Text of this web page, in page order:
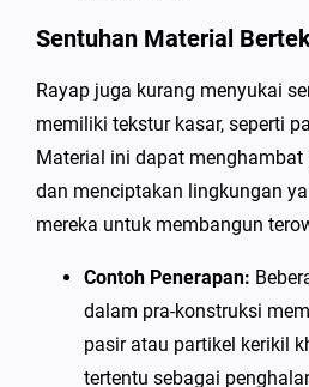
Sentuhan Material
Rayap juga kurang menyukai
memiliki tekstur kasar, seperti
Material ini dapat menghambat
dan menciptakan lingkungan
mereka untuk membangun
Contoh Penerapan:
dalam pra-konstruksi
pasir atau partikel kerikil
tertentu sebagai